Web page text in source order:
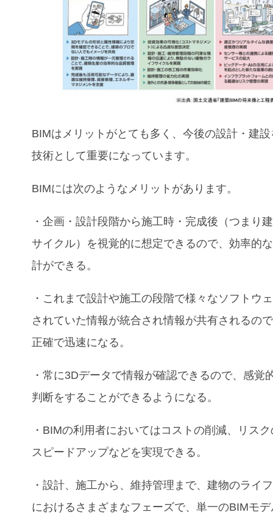
BIMはメリットがとても多く、今後の設計・建
技術として重要になっています。
BIMには次のようなメリットがあります。
・企画・設計段階から施工時・完成後（つまり
サイクル）を視覚的に想定できるので、効率的
計ができる。
・これまで設計や施工の段階で様々なソフトウ
されていた情報が統合され情報が共有されるの
正確で迅速になる。
・常に3Dデータで情報が確認できるので、感覚
判断をすることができるようになる。
・BIMの利用者においてはコストの削減、リス
スピードアップなどを実現できる。
・設計、施工から、維持管理まで、建物のライ
におけるさまざまなフェーズで、単一のBIMモ